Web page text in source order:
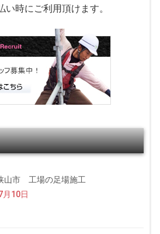
時にご利用頂けます。
山市 工場の足場施工
月10日